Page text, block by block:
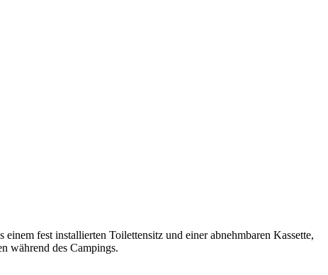
fest installierten Toilettensitz und einer abnehmbaren Kassette,
während des Campings.